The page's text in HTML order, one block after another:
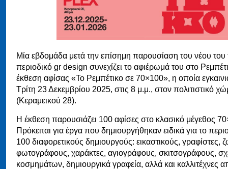
Μία εβδομάδα μετά την επίσημη παρουσίαση του νέου του
περιοδικό gr design συνεχίζει το αφιέρωμά του στο
έκθεση αφίσας «Το Ρεμπέτικο σε 70×100», η οποία
Τρίτη 23 Δεκεμβρίου 2025, στις 8 μ.μ., στον πολιτιστικό
(Κεραμεικού 28).
Η έκθεση παρουσιάζει 100 αφίσες στο κλασικό μέγεθος
Πρόκειται για έργα που δημιουργήθηκαν ειδικά για το
100 διαφορετικούς δημιουργούς: εικαστικούς, γραφίστες,
φωτογράφους, χαράκτες, αγιογράφους, σκιτσογράφους,
κοσμημάτων, δημιουργικά γραφεία, αλλά και καλλιτέχνες